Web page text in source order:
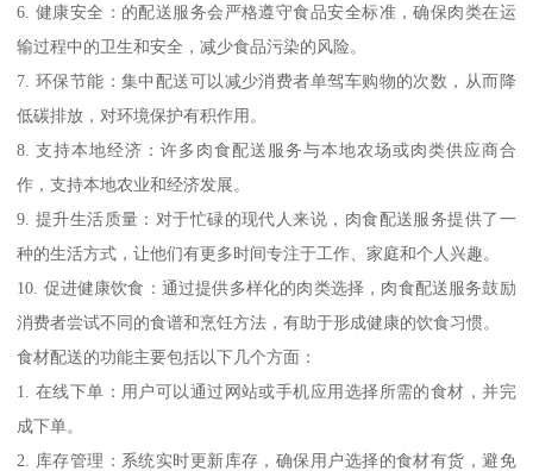
6. 健康安全：的配送服务会严格遵守食品安全标准，确保肉类在运
输过程中的卫生和安全，减少食品污染的风险。
7. 环保节能：集中配送可以减少消费者单驾车购物的次数，从而降
低碳排放，对环境保护有积作用。
8. 支持本地经济：许多肉食配送服务与本地农场或肉类供应商合
作，支持本地农业和经济发展。
9. 提升生活质量：对于忙碌的现代人来说，肉食配送服务提供了一
种的生活方式，让他们有更多时间专注于工作、家庭和个人兴趣。
10. 促进健康饮食：通过提供多样化的肉类选择，肉食配送服务鼓励
消费者尝试不同的食谱和烹饪方法，有助于形成健康的饮食习惯。
食材配送的功能主要包括以下几个方面：
1. 在线下单：用户可以通过网站或手机应用选择所需的食材，并完
成下单。
2. 库存管理：系统实时更新库存，确保用户选择的食材有货，避免